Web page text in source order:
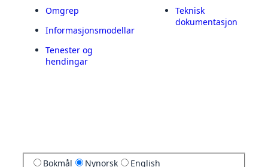
Omgrep
Informasjonsmodellar
Tenester og
hendingar
Teknisk
dokumentasjon
Bokmål Nynorsk English